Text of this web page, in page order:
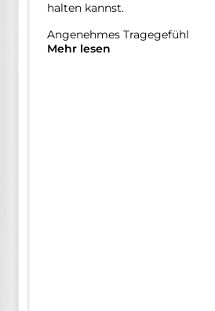
halten kannst.
Angenehmes Tragegefühl
Das Cover passt sich an die
Mehr lesen